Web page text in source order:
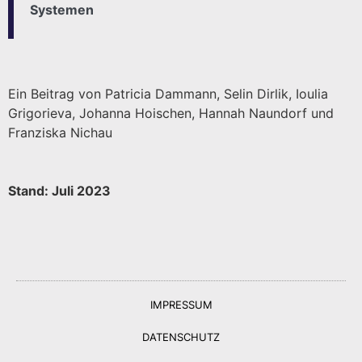
Systemen
Ein Beitrag von Patricia Dammann, Selin Dirlik, Ioulia
Grigorieva, Johanna Hoischen, Hannah Naundorf und
Franziska Nichau
Stand: Juli 2023
IMPRESSUM
DATENSCHUTZ